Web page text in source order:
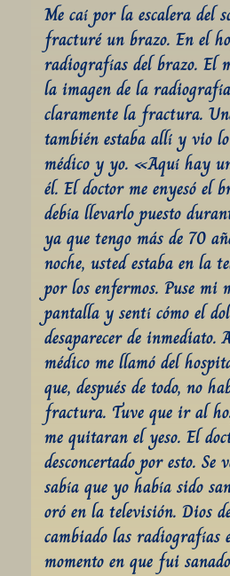
Me caí por la escalera del
fracturé un brazo. En el
radiografías del brazo. El
la imagen de la
claramente la fractura.
también estaba allí y vio
médico y yo. «Aquí hay
él. El doctor me enyesó el
debía llevarlo puesto
ya que tengo más de 70
noche, usted estaba en la
por los enfermos. Puse mi
pantalla y sentí cómo el
desaparecer de inmediato.
médico me llamó del
que, después de todo, no
fractura. Tuve que ir al
me quitaran el yeso. El
desconcertado por esto. Se
sabía que yo había sido
oró en la televisión. Dios
cambiado las radiografías
momento en que fui